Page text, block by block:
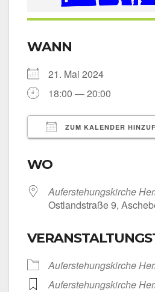
WANN
21. Mai 2024
18:00 — 20:00
ZUM KALENDER
WO
Auf­er­ste­hungs­kir­che
Ost­land­stra­ße 9,
Auf­er­ste­hungs­kir­che
Auf­er­ste­hungs­kir­che